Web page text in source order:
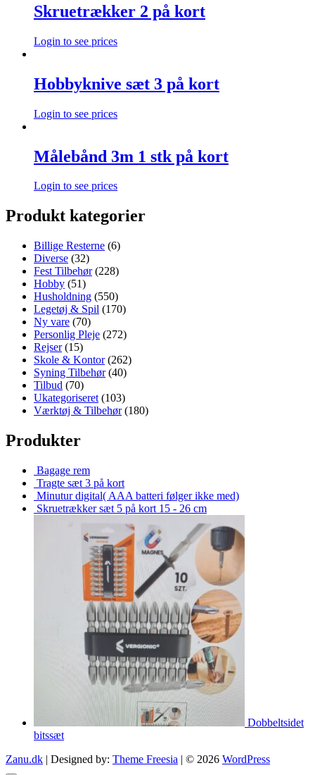
Skruetrækker 2 på kort
Login to see prices
Hobbyknive sæt 3 på kort
Login to see prices
Målebånd 3m 1 stk på kort
Login to see prices
Produkt kategorier
Billige Resterne (6)
Diverse (32)
Fest Tilbehør (228)
Hobby (51)
Husholdning (550)
Legetøj & Spil (170)
Ny vare (70)
Personlig Pleje (272)
Rejser (15)
Skole & Kontor (262)
Syning Tilbehør (40)
Tilbud (70)
Ukategoriseret (103)
Værktøj & Tilbehør (180)
Produkter
Bagage rem
Tragte sæt 3 på kort
Minutur digital( AAA batteri følger ikke med)
Skruetrækker sæt 5 på kort 15 - 26 cm
Dobbeltsidet
bitssæt
Zanu.dk | Designed by: Theme Freesia | © 2026 WordPress